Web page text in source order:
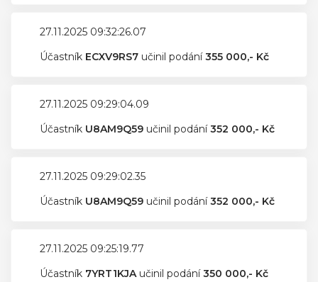
27.11.2025 09:32:26.07
Účastník ECXV9RS7 učinil podání355 000,- Kč
27.11.2025 09:29:04.09
Účastník U8AM9Q59 učinil podání352 000,- Kč
27.11.2025 09:29:02.35
Účastník U8AM9Q59 učinil podání352 000,- Kč
27.11.2025 09:25:19.77
Účastník 7YRT1KJAučinil podání350 000,- Kč